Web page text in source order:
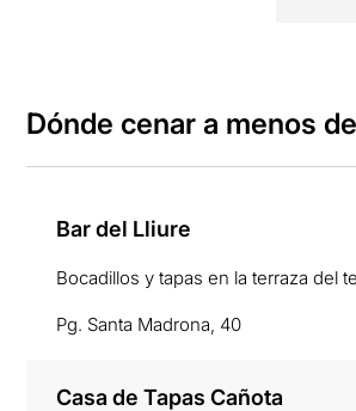
Dónde cenar a menos
Bar del Lliure
Bocadillos y tapas en la terraza del
Pg. Santa Madrona, 40
Casa de Tapas Cañota